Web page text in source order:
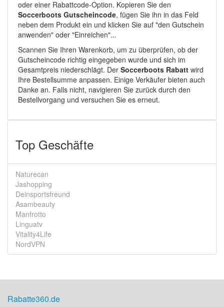
oder einer Rabattcode-Option. Kopieren Sie den
Soccerboots Gutscheincode, fügen Sie ihn in das Feld
neben dem Produkt ein und klicken Sie auf "den Gutschein
anwenden" oder "Einreichen"...
Scannen Sie Ihren Warenkorb, um zu überprüfen, ob der
Gutscheincode richtig eingegeben wurde und sich im
Gesamtpreis niederschlägt. Der Soccerboots Rabatt wird
Ihre Bestellsumme anpassen. Einige Verkäufer bieten auch
Danke an. Falls nicht, navigieren Sie zurück durch den
Bestellvorgang und versuchen Sie es erneut.
Top Geschäfte
Naturecan
Jashopping
Deinsportsfreund
Asambeauty
Manfrotto
Linguatv
Vitality4Life
NordVPN
Rabatte360.de